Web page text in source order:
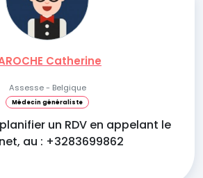
Catherine
Assesse - Belgique
Médecin généraliste
un RDV en appelant le
au : +3283699862